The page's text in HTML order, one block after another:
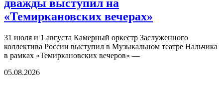
дважды выступил на
«Темиркановских вечерах»
31 июля и 1 августа Камерный оркестр Заслуженного
коллектива России выступил в Музыкальном театре Нальчика
в рамках «Темиркановских вечеров» —
05.08.2026